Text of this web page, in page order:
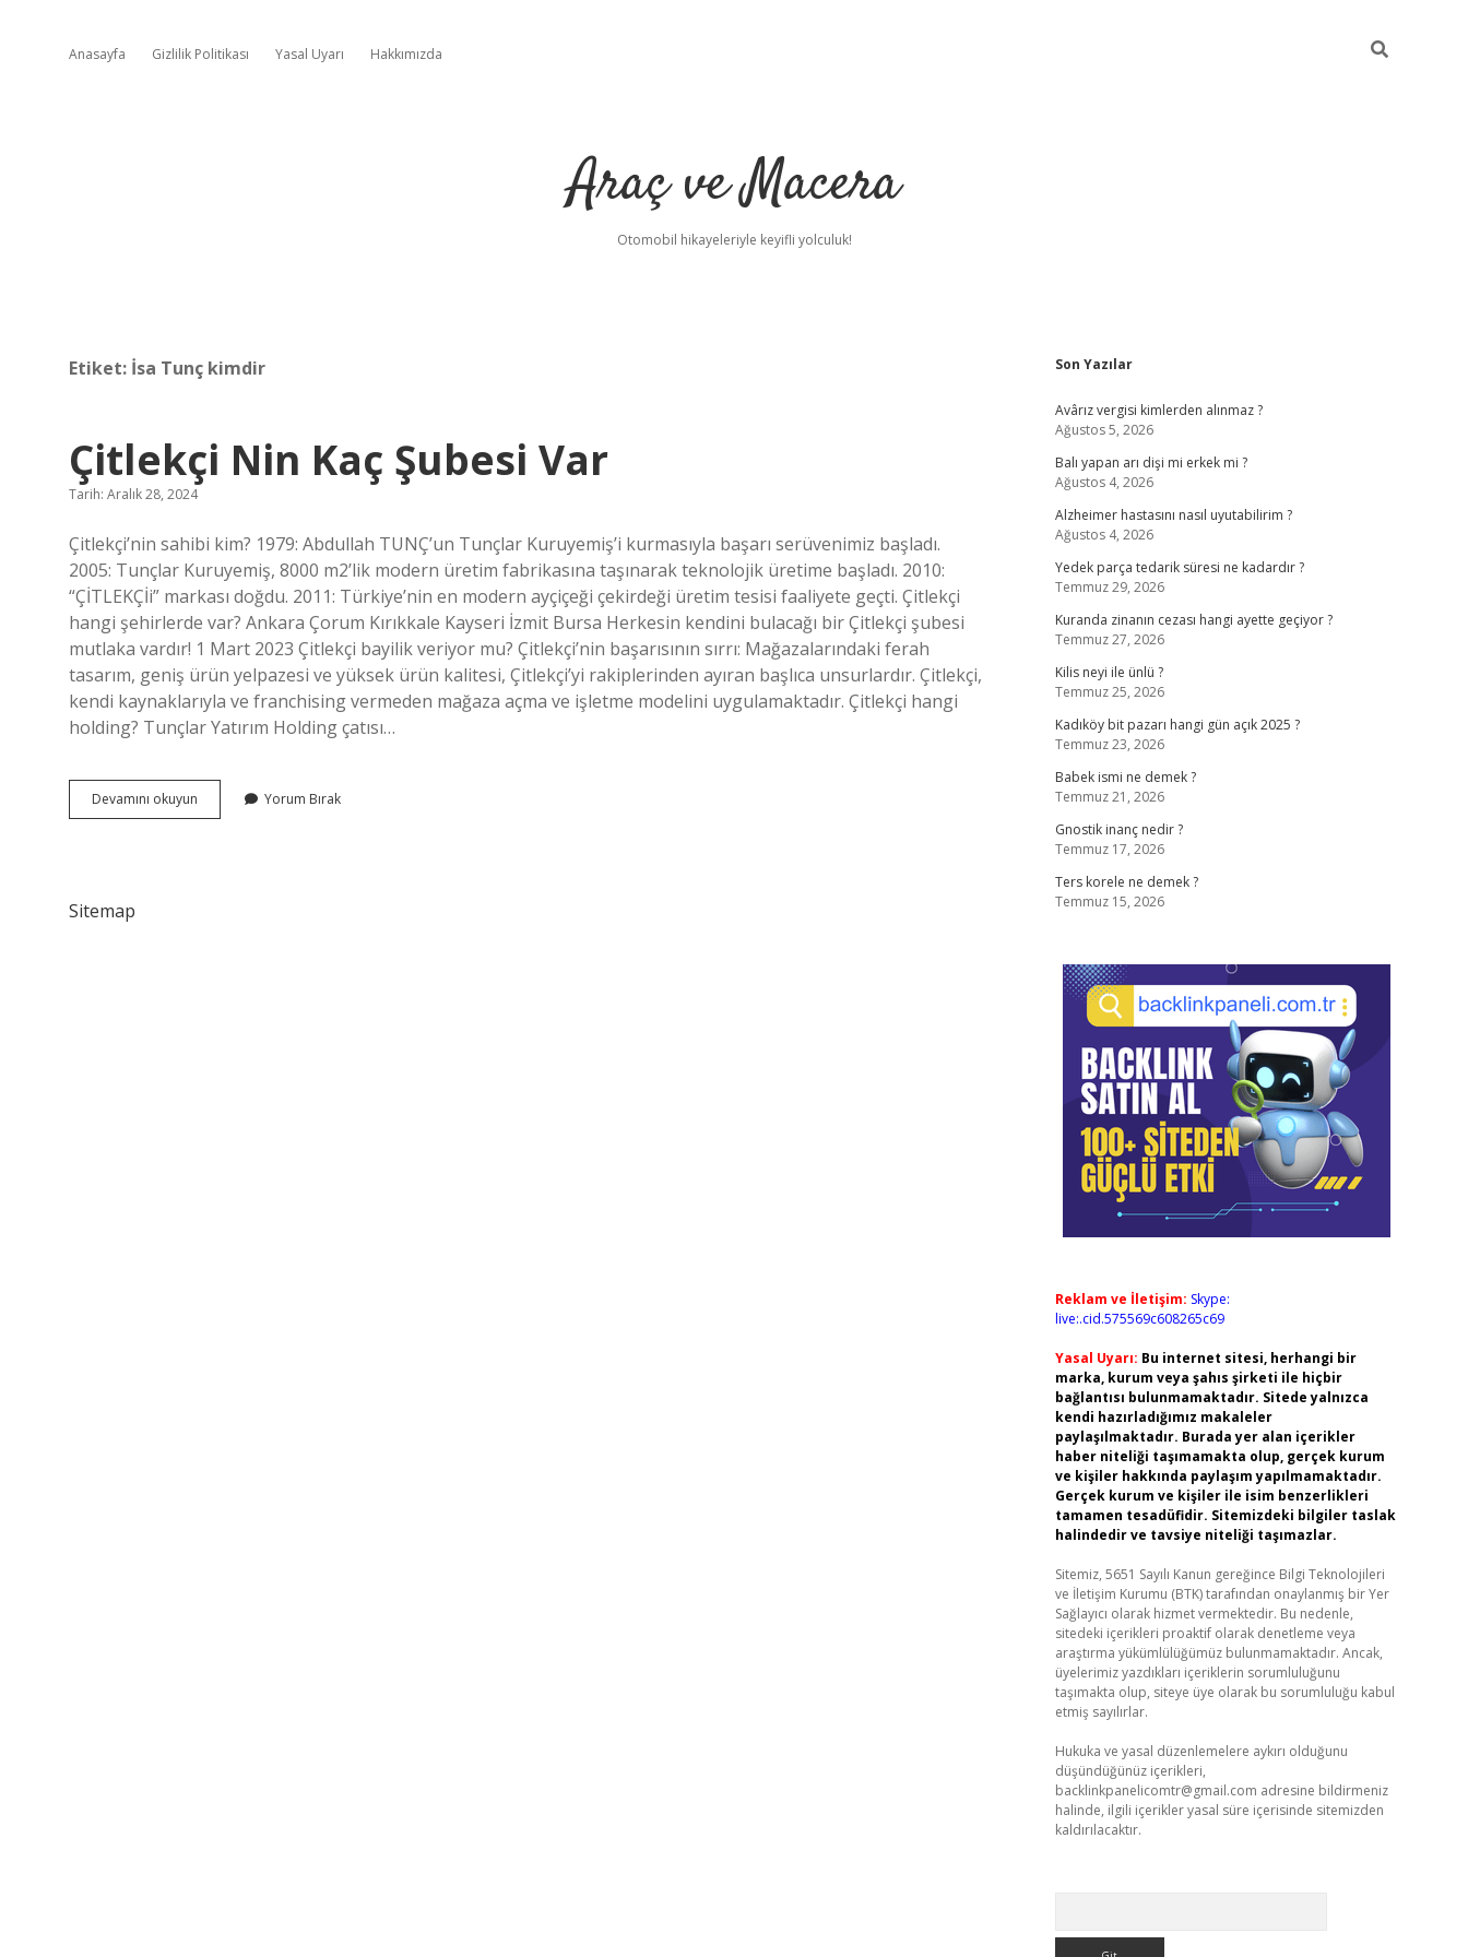
Anasayfa Gizlilik Politikası Yasal Uyarı Hakkımızda
Araç ve Macera
Otomobil hikayeleriyle keyifli yolculuk!
Etiket: İsa Tunç kimdir
Çitlekçi Nin Kaç Şubesi Var
Tarih: Aralık 28, 2024
Çitlekçi’nin sahibi kim? 1979: Abdullah TUNÇ’un Tunçlar Kuruyemiş’i kurmasıyla başarı serüvenimiz başladı.
2005: Tunçlar Kuruyemiş, 8000 m2’lik modern üretim fabrikasına taşınarak teknolojik üretime başladı. 2010:
“ÇİTLEKÇİi” markası doğdu. 2011: Türkiye’nin en modern ayçiçeği çekirdeği üretim tesisi faaliyete geçti. Çitlekçi
hangi şehirlerde var? Ankara Çorum Kırıkkale Kayseri İzmit Bursa Herkesin kendini bulacağı bir Çitlekçi şubesi
mutlaka vardır! 1 Mart 2023 Çitlekçi bayilik veriyor mu? Çitlekçi’nin başarısının sırrı: Mağazalarındaki ferah
tasarım, geniş ürün yelpazesi ve yüksek ürün kalitesi, Çitlekçi’yi rakiplerinden ayıran başlıca unsurlardır. Çitlekçi,
kendi kaynaklarıyla ve franchising vermeden mağaza açma ve işletme modelini uygulamaktadır. Çitlekçi hangi
holding? Tunçlar Yatırım Holding çatısı…
Devamını okuyun
Nin
Yorum Bırak
Sitemap
Sidebar
Son Yazılar
Avârız vergisi kimlerden alınmaz ?
Ağustos 5, 2026
Balı yapan arı dişi mi erkek mi ?
Ağustos 4, 2026
Alzheimer hastasını nasıl uyutabilirim ?
Ağustos 4, 2026
Yedek parça tedarik süresi ne kadardır ?
Temmuz 29, 2026
Kuranda zinanın cezası hangi ayette geçiyor ?
Temmuz 27, 2026
Kilis neyi ile ünlü ?
Temmuz 25, 2026
Kadıköy bit pazarı hangi gün açık 2025 ?
Temmuz 23, 2026
Babek ismi ne demek ?
Temmuz 21, 2026
Gnostik inanç nedir ?
Temmuz 17, 2026
Ters korele ne demek ?
Temmuz 15, 2026
Reklam ve İletişim: Skype:
live:.cid.575569c608265c69
Yasal Uyarı: Bu internet sitesi, herhangi bir
marka, kurum veya şahıs şirketi ile hiçbir
bağlantısı bulunmamaktadır. Sitede yalnızca
kendi hazırladığımız makaleler
paylaşılmaktadır. Burada yer alan içerikler
haber niteliği taşımamakta olup, gerçek kurum
ve kişiler hakkında paylaşım yapılmamaktadır.
Gerçek kurum ve kişiler ile isim benzerlikleri
tamamen tesadüfidir. Sitemizdeki bilgiler taslak
halindedir ve tavsiye niteliği taşımazlar.
Sitemiz, 5651 Sayılı Kanun gereğince Bilgi Teknolojileri
ve İletişim Kurumu (BTK) tarafından onaylanmış bir Yer
Sağlayıcı olarak hizmet vermektedir. Bu nedenle,
sitedeki içerikleri proaktif olarak denetleme veya
araştırma yükümlülüğümüz bulunmamaktadır. Ancak,
üyelerimiz yazdıkları içeriklerin sorumluluğunu
taşımakta olup, siteye üye olarak bu sorumluluğu kabul
etmiş sayılırlar.
Hukuka ve yasal düzenlemelere aykırı olduğunu
düşündüğünüz içerikleri,
backlinkpanelicomtr@gmail.com adresine bildirmeniz
halinde, ilgili içerikler yasal süre içerisinde sitemizden
kaldırılacaktır.